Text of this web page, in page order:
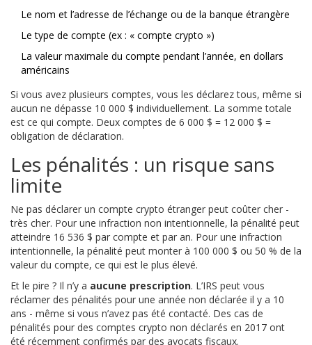
Le nom et l’adresse de l’échange ou de la banque étrangère
Le type de compte (ex : « compte crypto »)
La valeur maximale du compte pendant l’année, en dollars
américains
Si vous avez plusieurs comptes, vous les déclarez tous, même si
aucun ne dépasse 10 000 $ individuellement. La somme totale
est ce qui compte. Deux comptes de 6 000 $ = 12 000 $ =
obligation de déclaration.
Les pénalités : un risque sans
limite
Ne pas déclarer un compte crypto étranger peut coûter cher -
très cher. Pour une infraction non intentionnelle, la pénalité peut
atteindre 16 536 $ par compte et par an. Pour une infraction
intentionnelle, la pénalité peut monter à 100 000 $ ou 50 % de la
valeur du compte, ce qui est le plus élevé.
Et le pire ? Il n’y a aucune prescription. L’IRS peut vous
réclamer des pénalités pour une année non déclarée il y a 10
ans - même si vous n’avez pas été contacté. Des cas de
pénalités pour des comptes crypto non déclarés en 2017 ont
été récemment confirmés par des avocats fiscaux.